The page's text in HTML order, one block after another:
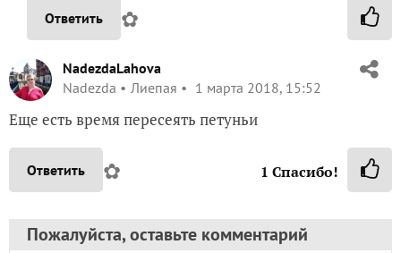
Ответить ✿
NadezdaLahova
Nadezda
Лиепая 1 марта 2018, 15:52
Еще есть время пересеять петуньи
Ответить ✿ 1 Спасибо!
Пожалуйста, оставьте комментарий